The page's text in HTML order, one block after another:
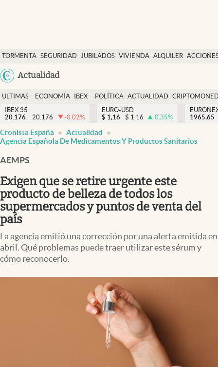
TORMENTA SEGURIDAD JUBILADOS VIVIENDA ALQUILER
USA
Actualidad
Economía y finanzas
Política
Actualidad
Criptomonedas
España
ULTIMAS
NOTICIAS
ECONOMÍA
FINANZAS
IBEX
EURO
POLÍTICA ACTUALIDAD
IBEX 35
20.176
20.176 -0.02%
EURO-USD
$ 1,16 $ 1,16 0.35%
1965,65
Cronista España
Actualidad
Agencia Española De Medicamentos Y Productos Sanitarios
AEMPS
Exigen que se retire urgente este
producto de belleza de todos los
supermercados y puntos de venta del
país
La agencia emitió una corrección por una alerta emitida en
abril. Qué problemas puede traer utilizar este sérum y
cómo reconocerlo.